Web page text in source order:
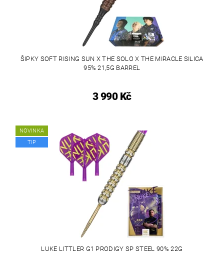
ŠIPKY SOFT RISING SUN X THE SOLO X THE MIRACLE SILICA
95% 21,5G BARREL
3 990 Kč
NOVINKA
TIP
LUKE LITTLER G1 PRODIGY SP STEEL 90% 22G